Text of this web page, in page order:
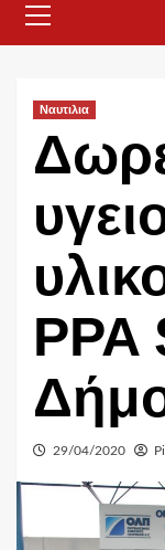
Menu
Ναυτιλια
PPA
29/04/2020